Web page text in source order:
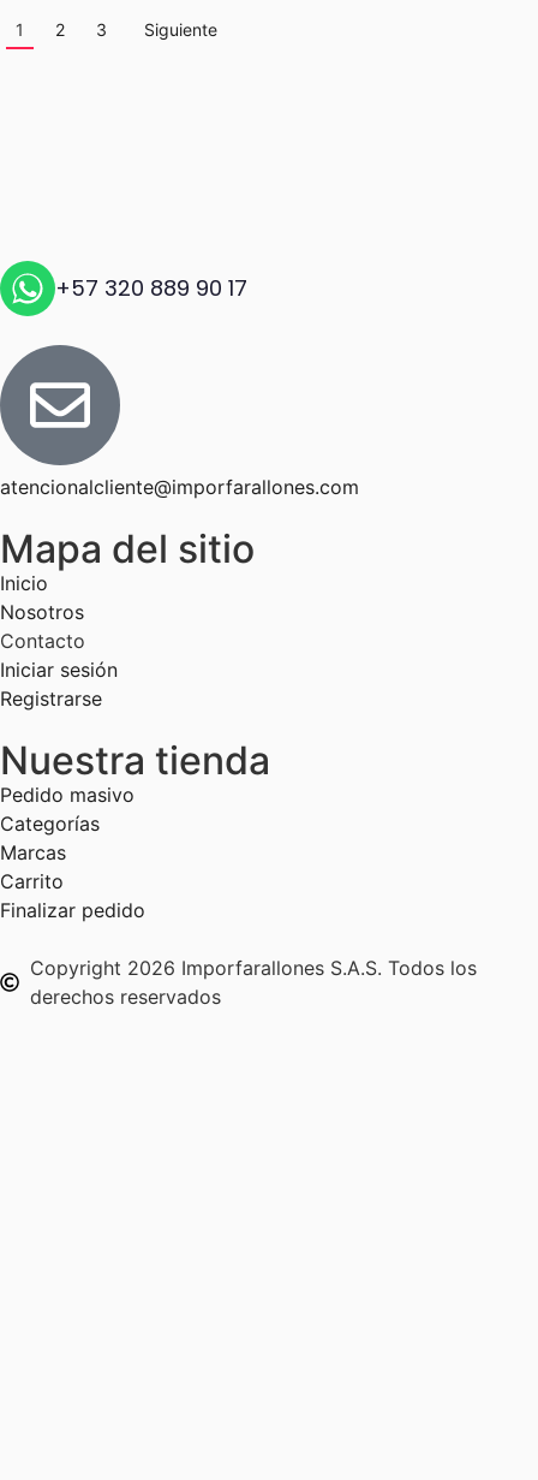
1 2 3 Siguiente
+57 320 889 90 17
atencionalcliente@imporfarallones.com
Mapa del sitio
Inicio
Nosotros
Contacto
Iniciar sesión
Registrarse
Nuestra tienda
Pedido masivo
Categorías
Marcas
Carrito
Finalizar pedido
Copyright 2026 Imporfarallones S.A.S. Todos los
derechos reservados